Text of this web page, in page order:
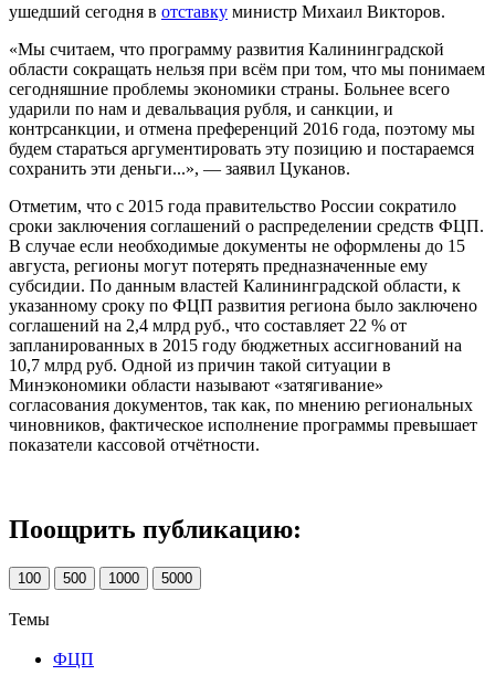
ушедший сегодня в отставку министр Михаил Викторов.
«Мы считаем, что программу развития Калининградской
области сокращать нельзя при всём при том, что мы понимаем
сегодняшние проблемы экономики страны. Больнее всего
ударили по нам и девальвация рубля, и санкции, и
контрсанкции, и отмена преференций 2016 года, поэтому мы
будем стараться аргументировать эту позицию и постараемся
сохранить эти деньги...», — заявил Цуканов.
Отметим, что с 2015 года правительство России сократило
сроки заключения соглашений о распределении средств ФЦП.
В случае если необходимые документы не оформлены до 15
августа, регионы могут потерять предназначенные ему
субсидии. По данным властей Калининградской области, к
указанному сроку по ФЦП развития региона было заключено
соглашений на 2,4 млрд руб., что составляет 22 % от
запланированных в 2015 году бюджетных ассигнований на
10,7 млрд руб. Одной из причин такой ситуации в
Минэкономики области называют «затягивание»
согласования документов, так как, по мнению региональных
чиновников, фактическое исполнение программы превышает
показатели кассовой отчётности.
Поощрить публикацию:
100 500 1000 5000
Темы
ФЦП